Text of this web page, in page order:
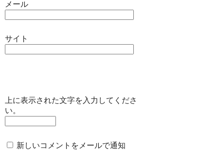
メール
サイト
上に表示された文字を入力してくださ
い。
新しいコメントをメールで通知